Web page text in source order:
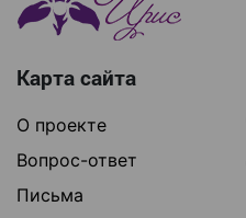
Карта сайта
О проекте
Вопрос-ответ
Письма